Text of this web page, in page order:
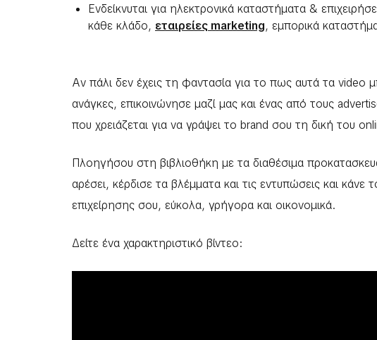
Ενδείκνυται για ηλεκτρονικά καταστήματα &
κάθε κλάδο, εταιρείες marketing, εμπορικά
Αν πάλι δεν έχεις τη φαντασία για το πως αυτά τα video
ανάγκες, επικοινώνησε μαζί μας και ένας από τους
που χρειάζεται για να γράψει το brand σου τη δική του
Πλοηγήσου στη βιβλιοθήκη με τα διαθέσιμα
αρέσει, κέρδισε τα βλέμματα και τις εντυπώσεις και
επιχείρησης σου, εύκολα, γρήγορα και οικονομικά.
Δείτε ένα χαρακτηριστικό βίντεο: